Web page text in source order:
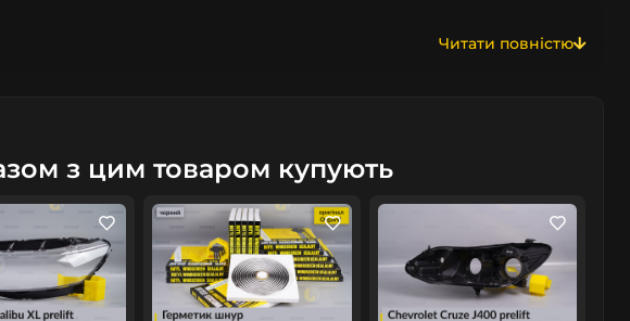
Нове
Аналог
Читати повністю
з цим товаром купують